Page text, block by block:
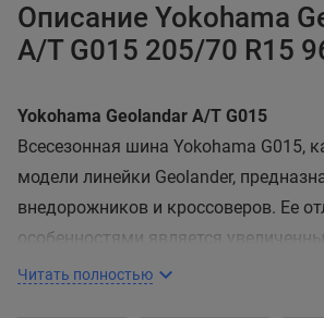
Описание Yokohama
A/T G015 205/70 R15
Yokohama Geolandar A/T G015
Всесезонная шина Yokohama G015,
модели линейки Geolander,
внедорожников и кроссоверов. Ее
особенностями является
надежные сцепные свойства на
Читать полностью